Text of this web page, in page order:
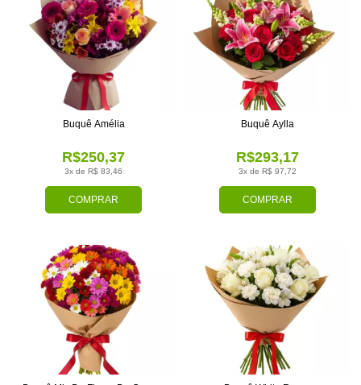
COMPRAR
3x de R$ 83,46
R$250,37
Buquê Amélia
COMPRAR
3x de R$ 97,72
R$293,17
Buquê Aylla